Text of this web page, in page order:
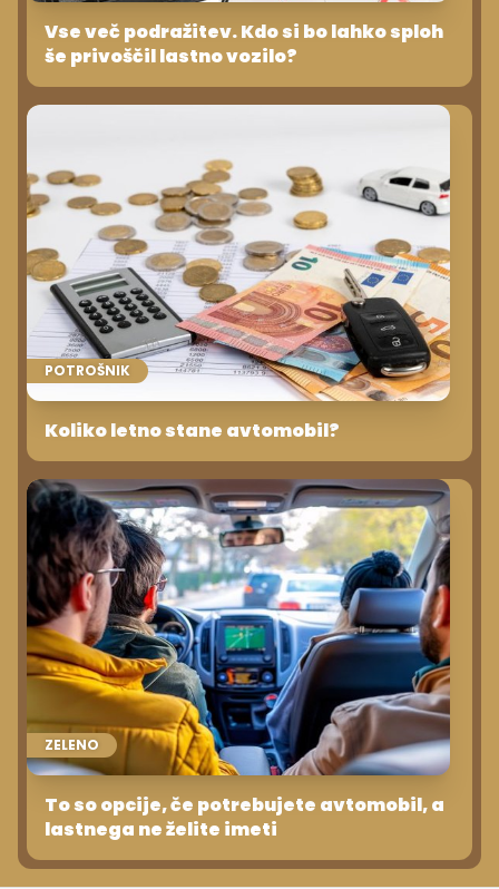
Vse več podražitev. Kdo si bo lahko sploh
še privoščil lastno vozilo?
POTROŠNIK
Koliko letno stane avtomobil?
ZELENO
To so opcije, če potrebujete avtomobil, a
lastnega ne želite imeti